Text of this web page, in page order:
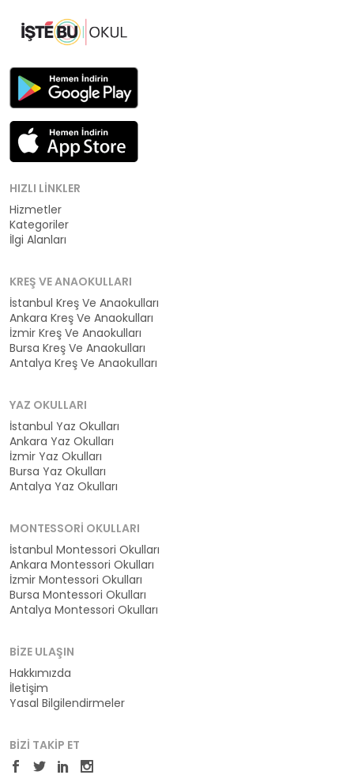
HIZLI LINKLER
Hizmetler
Kategoriler
İlgi Alanları
KREŞ VE ANAOKULLARI
İstanbul Kreş Ve Anaokulları
Ankara Kreş Ve Anaokulları
İzmir Kreş Ve Anaokulları
Bursa Kreş Ve Anaokulları
Antalya Kreş Ve Anaokulları
YAZ OKULLARI
İstanbul Yaz Okulları
Ankara Yaz Okulları
İzmir Yaz Okulları
Bursa Yaz Okulları
Antalya Yaz Okulları
MONTESSORI OKULLARI
İstanbul Montessori Okulları
Ankara Montessori Okulları
İzmir Montessori Okulları
Bursa Montessori Okulları
Antalya Montessori Okulları
BIZE ULAŞIN
Hakkımızda
İletişim
Yasal Bilgilendirmeler
BIZI TAKIP ET